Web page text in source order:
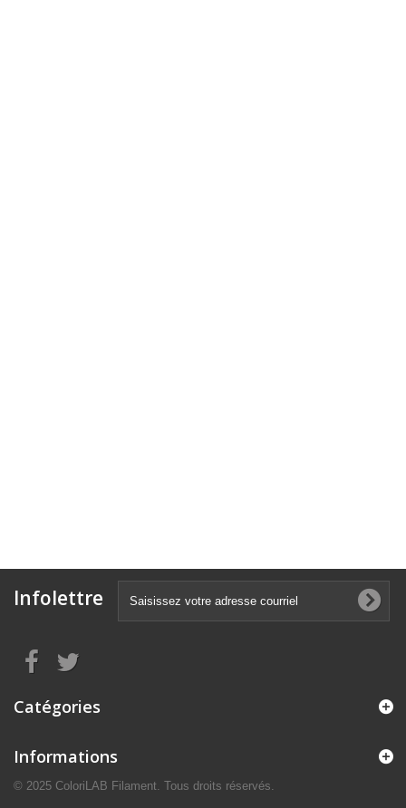
Infolettre
Catégories
Informations
© 2025 ColoriLAB Filament. Tous droits réservés.